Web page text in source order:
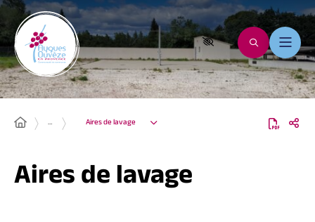
… Aires de lavage
Aires de lavage